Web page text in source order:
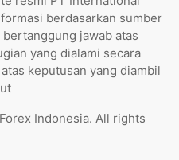
berdasarkan sumber
jawab atas
yang dialami secara
keputusan yang diambil
Indonesia. All rights